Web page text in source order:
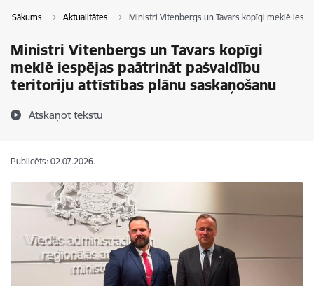
Sākums Aktualitātes Ministri Vitenbergs un Tavars kopīgi meklē
Ministri Vitenbergs un Tavars kopīgi
meklē iespējas paātrināt pašvaldību
teritoriju attīstības plānu saskaņošanu
Atskaņot tekstu
Publicēts: 02.07.2026.